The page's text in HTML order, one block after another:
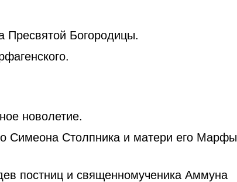
Пресвятой Богородицы.
новолетие.
Симеона Столпника и матери его Марфы
постниц и священномученика Аммуна